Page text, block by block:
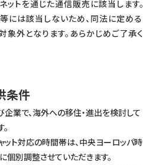
ットを通じた通信販売に該当します。
には該当しないため、同法に定める
象外となります。あらかじめご了承く
条件
業で、海外への移住・進出を検討して
ット対応の時間帯は、中央ヨーロッパ時
個別調整させていただきます。